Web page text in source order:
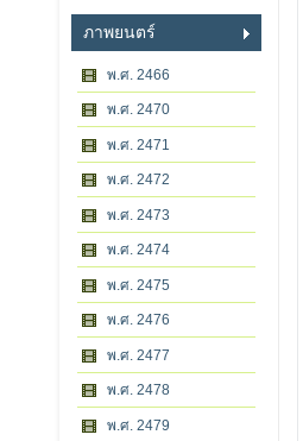
ภาพยนตร์
พ.ศ. 2466
พ.ศ. 2470
พ.ศ. 2471
พ.ศ. 2472
พ.ศ. 2473
พ.ศ. 2474
พ.ศ. 2475
พ.ศ. 2476
พ.ศ. 2477
พ.ศ. 2478
พ.ศ. 2479